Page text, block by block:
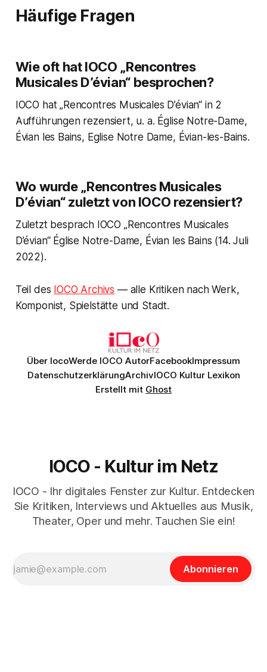
Häufige Fragen
Wie oft hat IOCO „Rencontres
Musicales D’évian“ besprochen?
IOCO hat „Rencontres Musicales D’évian“ in 2
Aufführungen rezensiert, u. a. Église Notre-Dame,
Évian les Bains, Eglise Notre Dame, Évian-les-Bains.
Wo wurde „Rencontres Musicales
D’évian“ zuletzt von IOCO rezensiert?
Zuletzt besprach IOCO „Rencontres Musicales
D’évian“ Église Notre-Dame, Évian les Bains (14. Juli
2022).
Teil des IOCO Archivs — alle Kritiken nach Werk,
Komponist, Spielstätte und Stadt.
Über IocoWerde IOCO AutorFacebookImpressum
DatenschutzerklärungArchivIOCO Kultur Lexikon
Erstellt mit Ghost
IOCO - Kultur im Netz
IOCO - Ihr digitales Fenster zur Kultur. Entdecken
Sie Kritiken, Interviews und Aktuelles aus Musik,
Theater, Oper und mehr. Tauchen Sie ein!
Abonnieren